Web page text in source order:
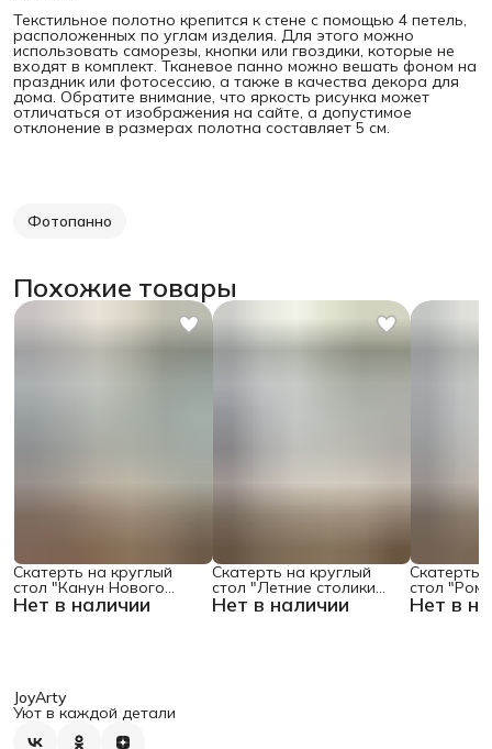
Текстильное полотно крепится к стене с помощью 4 петель,
расположенных по углам изделия. Для этого можно
использовать саморезы, кнопки или гвоздики, которые не
входят в комплект. Тканевое панно можно вешать фоном на
праздник или фотосессию, а также в качества декора для
дома. Обратите внимание, что яркость рисунка может
отличаться от изображения на сайте, а допустимое
отклонение в размерах полотна составляет 5 см.
Фотопанно
Похожие товары
Нет в наличии
Скатерть на круглый
стол "Канун Нового
Года", 150х150 , серия Нет в наличии
Скатерть на круглый
стол "Летние столики
кафе", 150х150 Нет в
Скатерть
стол
поляне",
JoyArty
Уют в каждой детали